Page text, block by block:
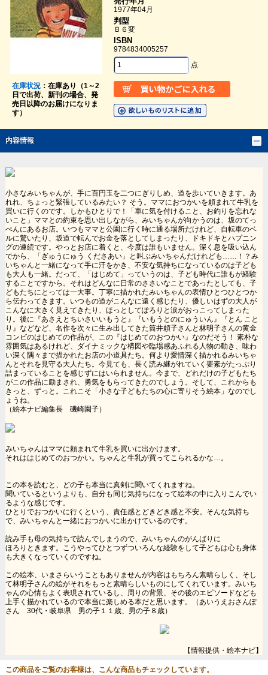
在庫状況：在庫あり（1～2
日で出荷、新刊の場合、発
売日以降のお届けになりま
す）
1977年04月
判型
Ｂ６変
ISBN
9784834005257
点
内容情報
小さなみいちゃんが、手に百円玉を二つにぎりしめ、道を歩いていきます。あ
れれ、ちょっと緊張しているみたい？ そう。ママにおつかいを頼まれて牛乳を
買いに行くのです。しかもひとりで！「車に気を付けること、お釣りを忘れな
いこと」ママとの約束を思い出しながら、みいちゃんが向かうのは、坂のてっ
ぺんにあるお店。いつもママと公園に行く時に通る場所だけれど、自転車のベ
ルに驚いたり、坂道で転んでお金を落としてしまったり、ドキドキとハプニン
グの連続です。やっとお店に着くと、今度は誰もいません。深く息を吸い込ん
でから、「ぎゅうにゅう くださあい」と叫ぶみいちゃんだけれども……！？み
いちゃんと一緒になって手に汗をかき、不安な気持ちになっているのは子ども
も大人も一緒。だって、「はじめて」っていうのは、子ども時代に誰もが経験
することですから。それはどんなに日常のささいなことであったとしても、子
どもたちにとっては一大事。丁寧に描かれたみいちゃんの表情ひとつひとつか
ら伝わってきます。いつもの道がこんなに遠く感じたり、優しいはずの大人が
こんなに大きく見えてきたり、ほっとしてぽろりと涙がおっこってしまった
り。後に『あさえとちいさいいもうと』『いもうとのにゅういん』『とん こと
り』などなど、名作を次々に生み出してきた筒井頼子さんと林明子さんの黄金
コンビのはじめての作品が、この『はじめてのおつかい』なのだそう！ 素朴な
雰囲気はあるけれど、ダイナミックな構図や臨場感あふれる人物の動き、味わ
い深く隅々まで描かれたお店の小道具たち。何より愛情深く描かれるみいちゃ
んとそれを見守る大人たち。今見ても、長く読み継がれていく要素がたっぷり
詰まっていることを感じずにはいられません。今まで、どれだけの子どもたち
がこの作品に励まされ、勇気をもらってきたのでしょう。そして、これからも
きっと、ずっと。これこそ「小さな子どもたちの心に寄りそう絵本」なのでし
ょうね。
（絵本ナビ編集長 磯崎園子）
みいちゃんはママに頼まれて牛乳を買いに出かけます。
それははじめてのおつかい。ちゃんと牛乳が買ってこられるかな…。
この本を読むと、どの子も本当に真剣に聞いてくれますね。
聞いているというよりも、自分も同じ気持ちになって絵本の中に入りこんでい
るような感じです。
ひとりでおつかいに行くという、責任感とどきどき感と不安。そんな気持ち
で、みいちゃんと一緒におつかいに出かけているのです。
読み手も母の気持ちで読んでしまうので、みいちゃんのがんばりに
ほろりときます。こうやってひとつずついろんな経験をして子どもは心も身体
も大きくなっていくのですね。
この絵本、いまさらいうこともありませんが内容はもちろん素晴らしく、そし
て林明子さんの絵がそれをもっと素晴らしいものにしてくれています。みいち
ゃんの心情もよく表現されているし、周りの背景、その後のエピソードなども
上手く描かれているので本当に楽しめる本だと思います。（あいうえおさんぽ
さん 30代・岐阜県 男の子１１歳、男の子８歳）
【情報提供・絵本ナビ】
この商品をご覧のお客様は、こんな商品もチェックしています。